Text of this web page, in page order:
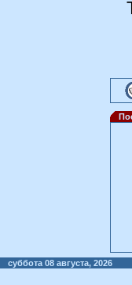
суббота 08 августа, 2026